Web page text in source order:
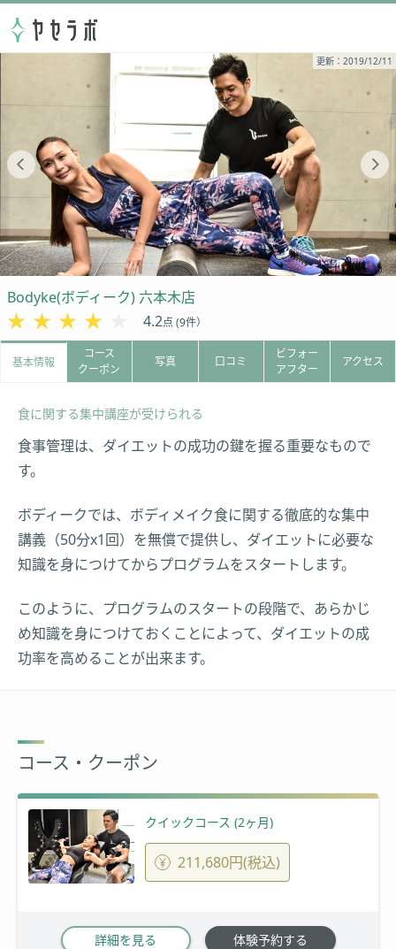
更新：2019/12/11
Bodyke(ボディーク) 六本木店
★★★★★
★★★★★ 4.2点 (9件）
基本情報
コース
クーポン
写真 口コミ
ビフォー
アフター
アクセス
食に関する集中講座が受けられる
食事管理は、ダイエットの成功の鍵を握る重要なもので
す。
ボディークでは、ボディメイク食に関する徹底的な集中
講義（50分x1回）を無償で提供し、ダイエットに必要な
知識を身につけてからプログラムをスタートします。
このように、プログラムのスタートの段階で、あらかじ
め知識を身につけておくことによって、ダイエットの成
功率を高めることが出来ます。
コース・クーポン
クイックコース (2ヶ月)
211,680円(税込)
詳細を見る 体験予約する